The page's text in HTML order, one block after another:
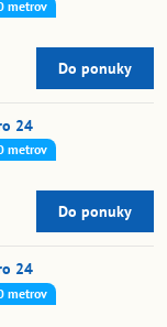
metrov
Do ponuky
24
metrov
Do ponuky
24
metrov